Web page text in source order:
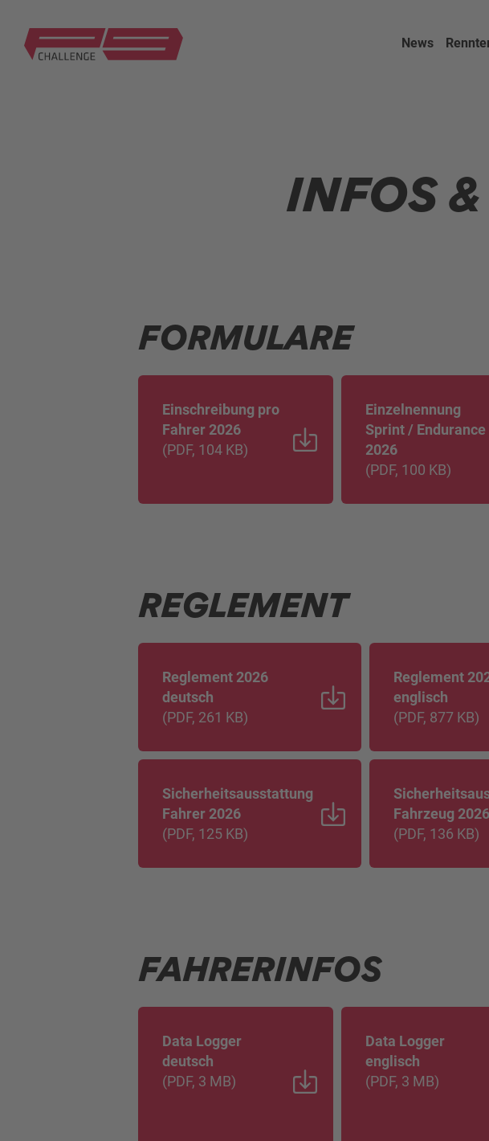
News
INFOS
FORMULARE
Einschreibung pro
Fahrer 2026
(PDF, 104 KB)
Einzelnennung
Sprint / Endurance
2026
(PDF, 100 KB)
REGLEMENT
Reglement 2026
deutsch
(PDF, 261 KB)
Reglement
englisch
(PDF, 877 KB)
Sicherheitsausstattung
Fahrer 2026
(PDF, 125 KB)
Fahrzeug 2026
(PDF, 136 KB)
FAHRERINFOS
Data Logger
deutsch
(PDF, 3 MB)
Data Logger
englisch
(PDF, 3 MB)